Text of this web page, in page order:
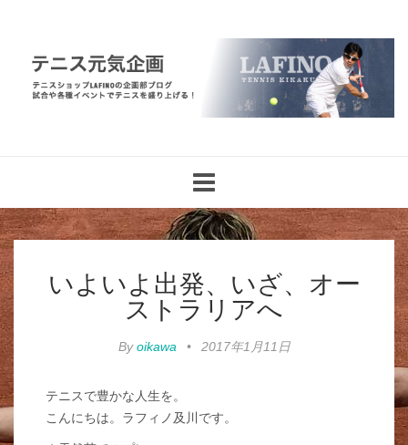
navigation
いよいよ出発、いざ、オー
ストラリアへ
Byoikawa • 2017年1月11日
テニスで豊かな人生を。
こんにちは。ラフィノ及川です。